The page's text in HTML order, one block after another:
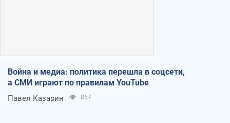
Война и медиа: политика перешла в соцсети,
а СМИ играют по правилам YouTube
Павел Казарин 867